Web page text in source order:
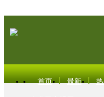
首页 最新